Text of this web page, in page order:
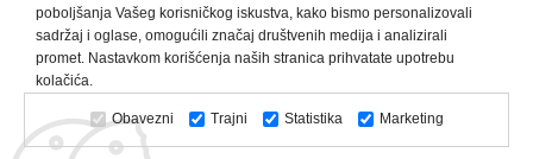
Kategorije proizvoda: Olovke i markeri
Privesci i trakice
Upaljači
USB Tehnologija Tekstil
Kačketi i kape
Notesi i rokovnici
Kancelarija Satovi
Kišobrani
Torbe i putovanja
Kuhinjski setovi Alati i oprema
poboljšanja Vašeg korisničkog iskustva, kako bismo personalizovali
sadržaj i oglase, omogućili značaj društvenih medija i analizirali
promet. Nastavkom korišćenja naših stranica prihvatate upotrebu
kolačića.
Obavezni Trajni Statistika Marketing